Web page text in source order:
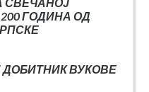
ГОДИНА ОД
ДОБИТНИК ВУКОВЕ